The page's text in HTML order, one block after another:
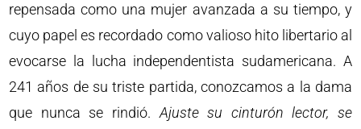
repensada como una mujer avanzada a su tiempo, y
cuyo papel es recordado como valioso hito libertario al
evocarse la lucha independentista sudamericana. A
241 años de su triste partida, conozcamos a la dama
que nunca se rindió. Ajuste su cinturón lector, se